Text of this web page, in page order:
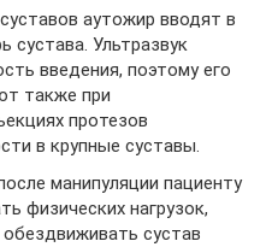
аутожир вводят в
сустава. Ультразвук
введения, поэтому его
также при
протезов
в крупные суставы.
манипуляции пациенту
физических нагрузок,
сустав